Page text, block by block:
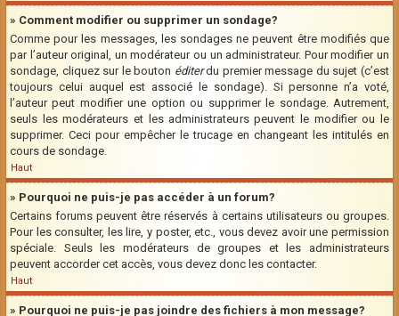
» Comment modifier ou supprimer un sondage?
Comme pour les messages, les sondages ne peuvent être modifiés que
par l’auteur original, un modérateur ou un administrateur. Pour modifier un
sondage, cliquez sur le bouton éditerdu premier message du sujet (c’est
toujours celui auquel est associé le sondage). Si personne n’a voté,
l’auteur peut modifier une option ou supprimer le sondage. Autrement,
seuls les modérateurs et les administrateurs peuvent le modifier ou le
supprimer. Ceci pour empêcher le trucage en changeant les intitulés en
cours de sondage.
Haut
» Pourquoi ne puis-je pas accéder à un forum?
Certains forums peuvent être réservés à certains utilisateurs ou groupes.
Pour les consulter, les lire, y poster, etc., vous devez avoir une permission
spéciale. Seuls les modérateurs de groupes et les administrateurs
peuvent accorder cet accès, vous devez donc les contacter.
Haut
» Pourquoi ne puis-je pas joindre des fichiers à mon message?